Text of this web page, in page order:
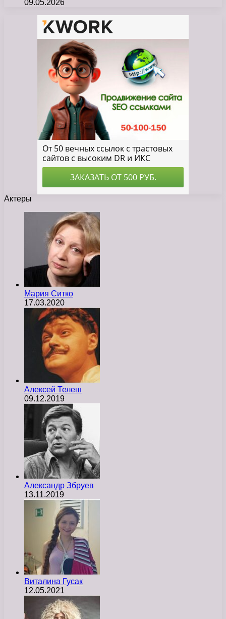
09.05.2026
Актеры
Мария Ситко
17.03.2020
Алексей Телеш
09.12.2019
Александр Збруев
13.11.2019
Виталина Гусак
12.05.2021